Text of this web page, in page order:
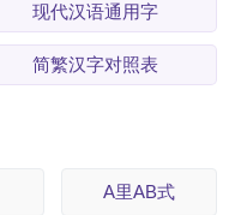
现代汉语通用字
简繁汉字对照表
A里AB式